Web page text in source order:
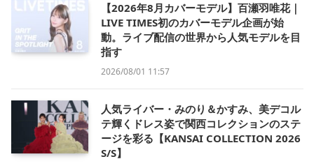
【2026年8月カバーモデル】百瀬羽唯花｜
LIVE TIMES初のカバーモデル企画が始
動。ライブ配信の世界から人気モデルを目
指す
2026/08/01 11:57
人気ライバー・みのり＆かすみ、美デコル
テ輝くドレス姿で関西コレクションのステ
ージを彩る【KANSAI COLLECTION 2026
S/S】